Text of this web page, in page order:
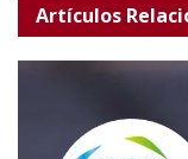
Artículos